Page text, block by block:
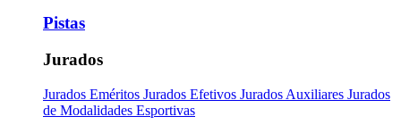
Pistas
Jurados
Jurados Eméritos Jurados Efetivos Jurados Auxiliares Jurados
de Modalidades Esportivas